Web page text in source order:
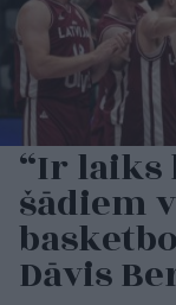
“Ir laiks
šādiem
Dāvis